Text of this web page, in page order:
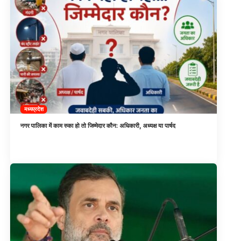
मध्यप्रदेश
नगर पालिका में काम रुका हो तो जिम्मेदार कौन: अधिकारी, अध्यक्ष या पार्षद